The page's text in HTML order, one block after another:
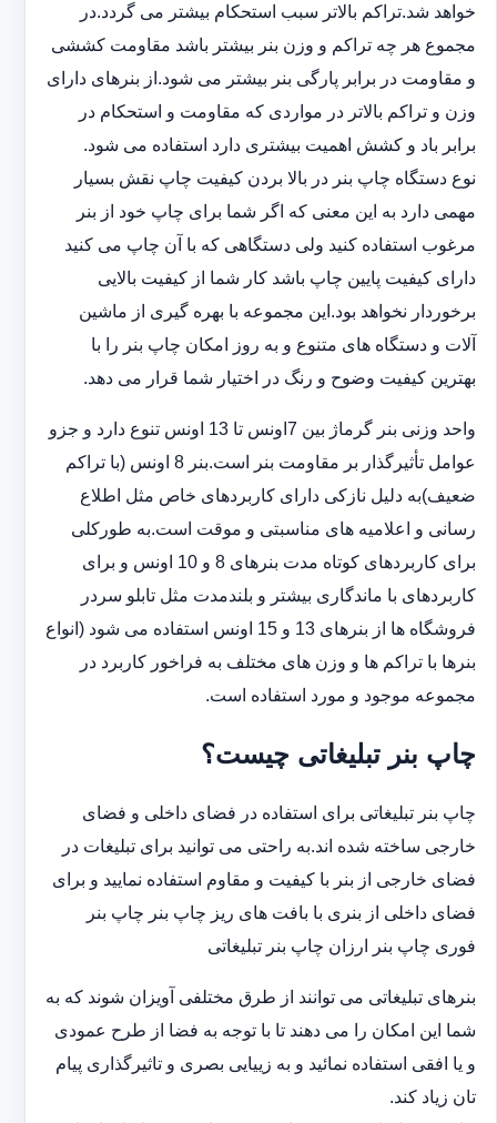
خواهد شد.‎تراکم بالاتر سبب استحکام بیشتر می گردد.در
مجموع هر چه تراکم و وزن بنر بیشتر باشد مقاومت کششی
و مقاومت در ‏برابر پارگی بنر بیشتر می شود.از بنرهای دارای
وزن و تراکم بالاتر در مواردی که مقاومت و استحکام در
برابر باد و ‏کشش اهمیت بیشتری دارد استفاده می شود‎.‎
نوع دستگاه چاپ بنر در بالا بردن کیفیت چاپ نقش بسیار
مهمی دارد به این معنی که اگر شما برای چاپ خود از بنر
‏مرغوب استفاده کنید ولی دستگاهی که با آن چاپ می کنید
دارای کیفیت پایین چاپ باشد کار شما از کیفیت بالایی
برخوردار ‏نخواهد بود.این مجموعه با بهره گیری از ماشین
آلات و دستگاه های متنوع و به روز امکان چاپ بنر را با
بهترین کیفیت ‏وضوح و رنگ در اختیار شما قرار می دهد.‏‎
واحد وزنی بنر گرماژ بین ‏‎7‎‏اونس تا 13 اونس تنوع دارد و جزو
عوامل تأثیرگذار بر مقاومت بنر است.بنر 8 اونس (با ‏تراکم
ضعیف)به دلیل نازکی دارای کاربردهای خاص مثل اطلاع
رسانی و اعلامیه های مناسبتی و موقت است.به طورکلی
‏برای کاربردهای کوتاه مدت بنرهای 8 و 10 اونس و برای
کاربردهای با ماندگاری بیشتر و بلندمدت مثل تابلو سردر
‏فروشگاه ها از بنرهای 13 و 15 اونس استفاده می شود (انواع
بنرها با تراکم ها و وزن های مختلف به فراخور کاربرد در
‏مجموعه موجود و مورد استفاده است.
چاپ بنر تبلیغاتی چیست؟
چاپ بنر تبلیغاتی برای استفاده در فضای داخلی و فضای
خارجی ساخته شده اند.به راحتی می توانید برای تبلیغات در
فضای خارجی از بنر با کیفیت و مقاوم استفاده نمایید و برای
فضای داخلی از بنری با بافت های ریز چاپ بنر چاپ بنر
فوری چاپ بنر ارزان چاپ بنر تبلیغاتی
بنرهای تبلیغاتی می توانند از طرق مختلفی آویزان شوند که به
شما این امکان را می دهند تا با توجه به فضا از طرح عمودی
و یا افقی استفاده نمائید و به زییایی بصری و تاثیرگذاری پیام
تان زیاد کند.